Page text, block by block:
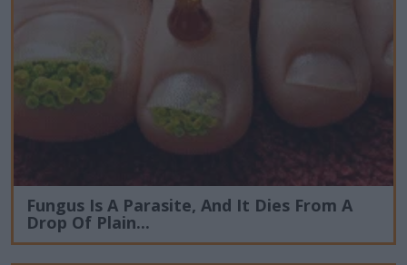
Fungus Is A Parasite, And It Dies From A
Drop Of Plain...